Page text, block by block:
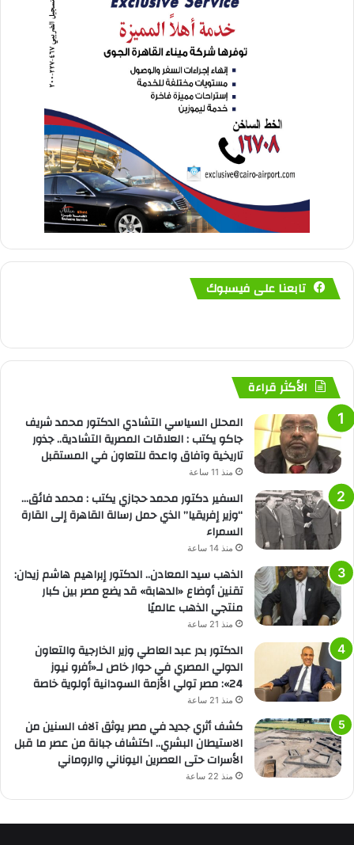
تابعنا على فيسبوك
الأكثر قراءة
المحلل السياسي التشادي الدكتور محمد شريف
جاكو يكتب : العلاقات المصرية التشادية.. جذور
تاريخية وآفاق واعدة للتعاون في المستقبل
منذ 11 ساعة
السفير دكتور محمد حجازي يكتب : محمد فائق…
“وزير إفريقيا” الذي حمل رسالة القاهرة إلى القارة
السمراء
منذ 14 ساعة
الذهب سيد المعادن.. الدكتور إبراهيم هاشم زيدان:
تقنين أوضاع «الدهابة» قد يضع مصر بين كبار
منتجي الذهب عالميًا
منذ 21 ساعة
الدكتور بدر عبد العاطي وزير الخارجية والتعاون
الدولي المصري في حوار خاص لـ«أفرو نيوز
24»: مصر تولي الأزمة السودانية أولوية خاصة
منذ 21 ساعة
كشف أثري جديد في مصر يوثق آلاف السنين من
الاستيطان البشري.. اكتشاف جبانة من عصر ما قبل
الأسرات حتى العصرين اليوناني والروماني
منذ 22 ساعة